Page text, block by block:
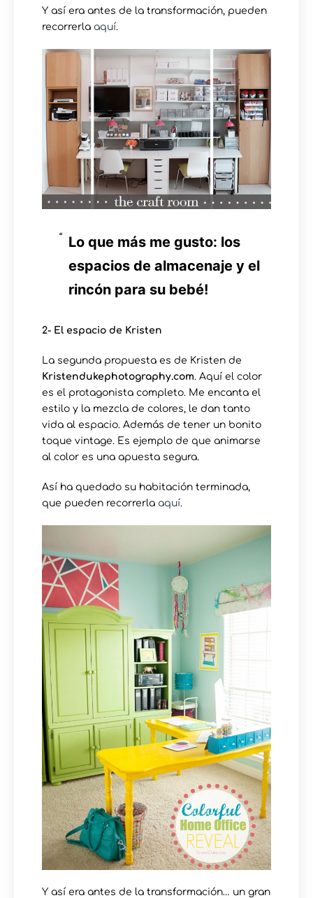
Y así era antes de la transformación, pueden
recorrerla aquí.
Lo que más me gusto: los
espacios de almacenaje y el
rincón para su bebé!
2- El espacio de Kristen
La segunda propuesta es de Kristen de
Kristendukephotography.com. Aquí el color
es el protagonista completo. Me encanta el
estilo y la mezcla de colores, le dan tanto
vida al espacio. Además de tener un bonito
toque vintage. Es ejemplo de que animarse
al color es una apuesta segura.
Así ha quedado su habitación terminada,
que pueden recorrerla aquí.
Y así era antes de la transformación… un gran